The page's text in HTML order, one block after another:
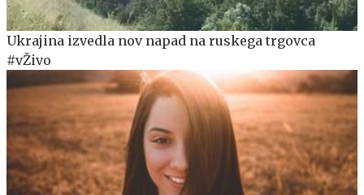
Ukrajina izvedla nov napad na ruskega trgovca
#vŽivo